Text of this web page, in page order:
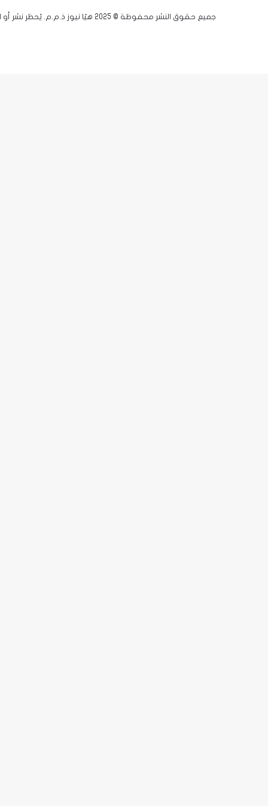
جميع حقوق النشر محفوظة © 2025 هيّا نيوز ذ.م.م. يُحظر نشر أو اقتباس أي مادة دون إذن مسبق.